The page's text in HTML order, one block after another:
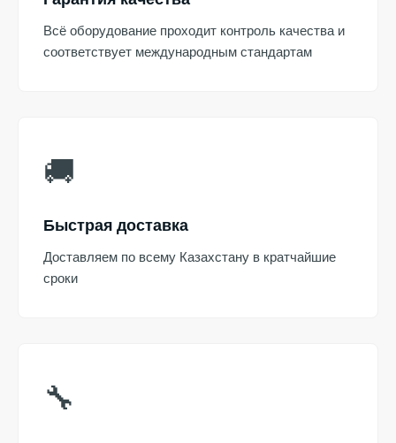
Всё оборудование проходит контроль качества и
соответствует международным стандартам
🚚
Быстрая доставка
Доставляем по всему Казахстану в кратчайшие
сроки
🔧